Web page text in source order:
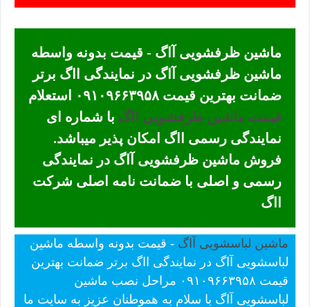
ماشین ظرفشویی آاگ - قیمت بدونه واسطه
ماشین ظرفشویی آاگ در نمایندگی ااگ برتر
ضمانت بهترین قیمت ۰۹۱۰۹۶۶۳۹۵۸ استعلام
قیمت ماشین ظرفشویی ااگ با شماره ای
نمایندگی رسمی ااگ امکان پذیر میباشد.
فروش ماشین ظرفشویی آاگ در نمایندگی
رسمی و اصلی با ضمانت نامه اصلی شرکت
ااگ
ماشین لباسشویی آاگ - قیمت بدونه واسطه ماشین
لباسشویی آاگ در نمایندگی ااگ برتر ضمانت بهترین
قیمت ۰۹۱۰۹۶۶۳۹۵۸ مراحل نصب ماشین
لباسشویی آاگ با سلام به هموطنان عزیز به سایت ما